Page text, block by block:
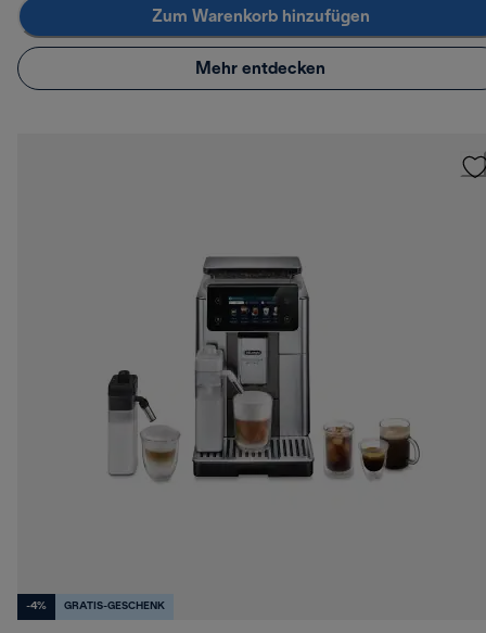
Zum Warenkorb hinzufügen
Mehr entdecken
-4% GRATIS-GESCHENK